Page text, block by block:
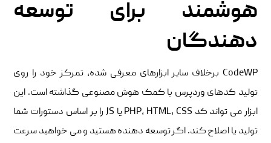
هوشمند برای توسعه
دهندگان
CodeWP برخلاف سایر ابزارهای معرفی شده، تمرکز خود را روی
تولید کدهای وردپرس با کمک هوش مصنوعی گذاشته است. این
ابزار می تواند کد PHP، HTML، CSS یا JS را بر اساس دستورات شما
تولید یا اصلاح کند. اگر توسعه دهنده هستید و می خواهید سرعت